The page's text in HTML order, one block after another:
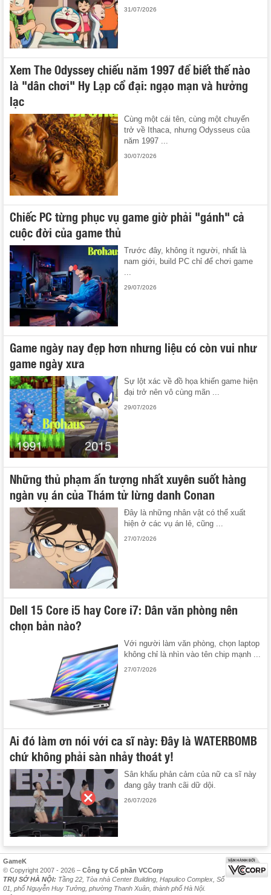
31/07/2026
Xem The Odyssey chiếu năm 1997 để biết thế nào
là "dân chơi" Hy Lạp cổ đại: ngạo mạn và hưởng
lạc
Cùng một cái tên, cùng một chuyến
trở về Ithaca, nhưng Odysseus của
năm 1997 ...
30/07/2026
Chiếc PC từng phục vụ game giờ phải "gánh" cả
cuộc đời của game thủ
Trước đây, không ít người, nhất là
nam giới, build PC chỉ để chơi game
29/07/2026
Game ngày nay đẹp hơn nhưng liệu có còn vui như
game ngày xưa
Sự lột xác về đồ họa khiến game hiện
đại trở nên vô cùng mãn ...
29/07/2026
Những thủ phạm ấn tượng nhất xuyên suốt hàng
ngàn vụ án của Thám tử lừng danh Conan
Đây là những nhân vật có thể xuất
hiện ở các vụ án lẻ, cũng ...
27/07/2026
Dell 15 Core i5 hay Core i7: Dân văn phòng nên
chọn bản nào?
Với người làm văn phòng, chọn laptop
không chỉ là nhìn vào tên chip mạnh ...
27/07/2026
Ai đó làm ơn nói với ca sĩ này: Đây là WATERBOMB
chứ không phải sàn nhảy thoát y!
Sân khấu phản cảm của nữ ca sĩ này
đang gây tranh cãi dữ dội.
26/07/2026
GameK
© Copyright 2007 - 2026 – Công ty Cổ phần VCCorp
TRỤ SỞ HÀ NỘI: Tầng 22, Tòa nhà Center Building, Hapulico Complex, Số
01, phố Nguyễn Huy Tưởng, phường Thanh Xuân, thành phố Hà Nội.